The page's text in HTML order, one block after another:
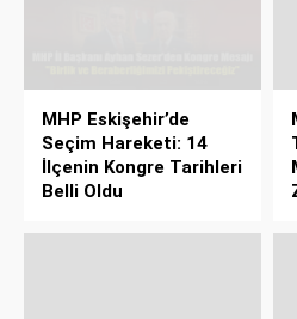
MHP Eskişehir’de
Seçim Hareketi: 14
İlçenin Kongre Tarihleri
Belli Oldu